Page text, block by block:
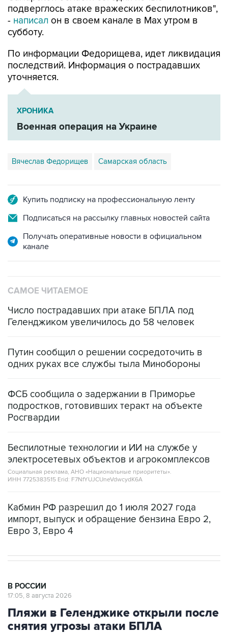
подверглось атаке вражеских беспилотников",
- написал он в своем канале в Max утром в
субботу.
По информации Федорищева, идет ликвидация
последствий. Информация о пострадавших
уточняется.
ХРОНИКА
Военная операция на Украине
Вячеслав Федорищев Самарская область
Купить подписку на профессиональную ленту
Подписаться на рассылку главных новостей сайта
Получать оперативные новости в официальном
канале
САМОЕ ЧИТАЕМОЕ
Число пострадавших при атаке БПЛА под
Геленджиком увеличилось до 58 человек
Путин сообщил о решении сосредоточить в
одних руках все службы тыла Минобороны
ФСБ сообщила о задержании в Приморье
подростков, готовивших теракт на объекте
Росгвардии
Беспилотные технологии и ИИ на службе у
электросетевых объектов и агрокомплексов
Социальная реклама, АНО «Национальные приоритеты».
ИНН 7725383515 Erid: F7NfYUJCUneVdwcydK6A
Кабмин РФ разрешил до 1 июля 2027 года
импорт, выпуск и обращение бензина Евро 2,
Евро 3, Евро 4
В РОССИИ
17:05, 8 августа 2026
Пляжи в Геленджике открыли после
снятия угрозы атаки БПЛА